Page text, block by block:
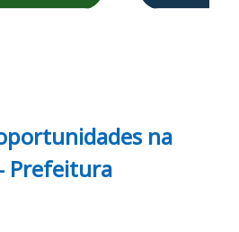
na
Prefeitura